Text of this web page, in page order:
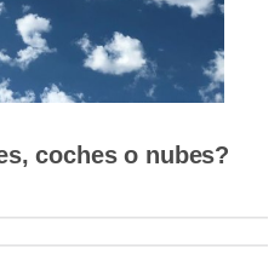
coches o nubes?